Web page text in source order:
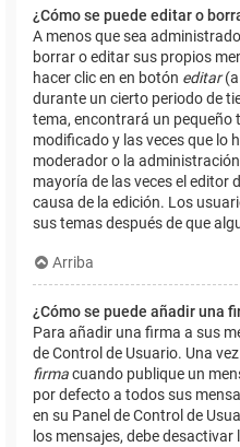
¿Cómo se puede editar o
A menos que sea
borrar o editar sus propios
hacer clic en en botón editar(a
durante un cierto periodo de
tema, encontrará un pequeño
modificado y las veces que lo
moderador o la
mayoría de las veces el editor
causa de la edición. Los
sus temas después de que
Arriba
¿Cómo se puede añadir una
Para añadir una firma a sus
de Control de Usuario. Una
firmacuando publique un
por defecto a todos sus
en su Panel de Control de
los mensajes, debe desactivar